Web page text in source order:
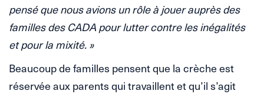
pensé que nous avions un rôle à jouer auprès des
familles des CADA pour lutter contre les inégalités
et pour la mixité. »
Beaucoup de familles pensent que la crèche est
réservée aux parents qui travaillent et qu’il s’agit